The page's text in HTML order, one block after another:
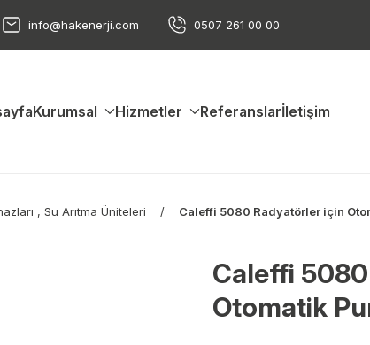
info@hakenerji.com 0507 261 00 00
Kurumsal Hizmetler Referanslarİletişim
, Su Arıtma Üniteleri Caleffi 5080 Radyatörler için
Caleffi
Otomatik